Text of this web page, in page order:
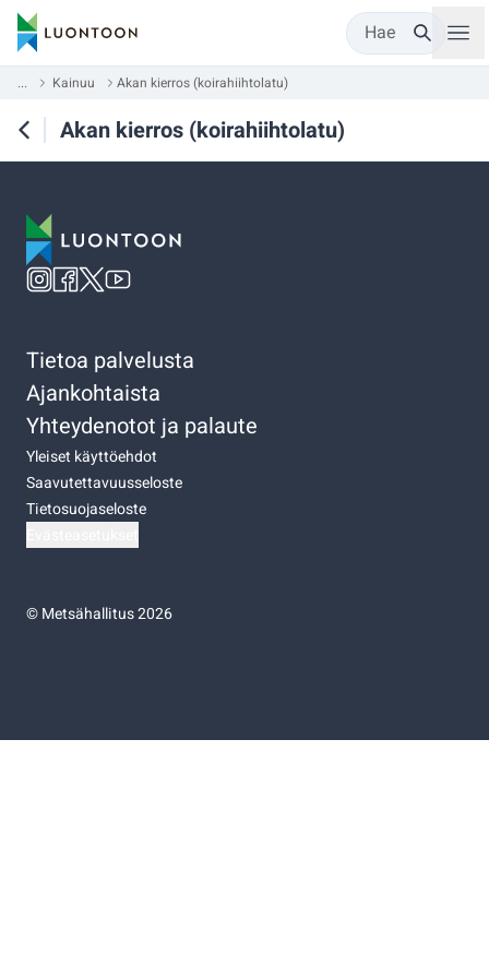
Hae
... Kainuu Akan kierros (koirahiihtolatu)
Akan kierros (koirahiihtolatu)
Tietoa palvelusta
Ajankohtaista
Yhteydenotot ja palaute
Yleiset käyttöehdot
Saavutettavuusseloste
Tietosuojaseloste
©Metsähallitus 2026